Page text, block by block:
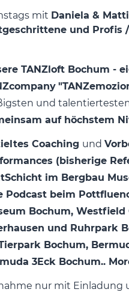
Daniela
und Profis
TANZloft Bochum -
und
auf höchstem
Coaching und
(bisherige
im Bergbau
Podcast beim
Bochum,
und Ruhrpark
Bochum,
3Eck Bochum..
nur mit Einladung